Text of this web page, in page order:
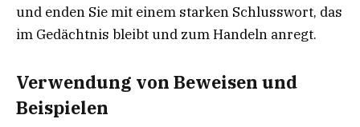
und enden Sie mit einem starken Schlusswort, das
im Gedächtnis bleibt und zum Handeln anregt.
Verwendung von Beweisen und
Beispielen